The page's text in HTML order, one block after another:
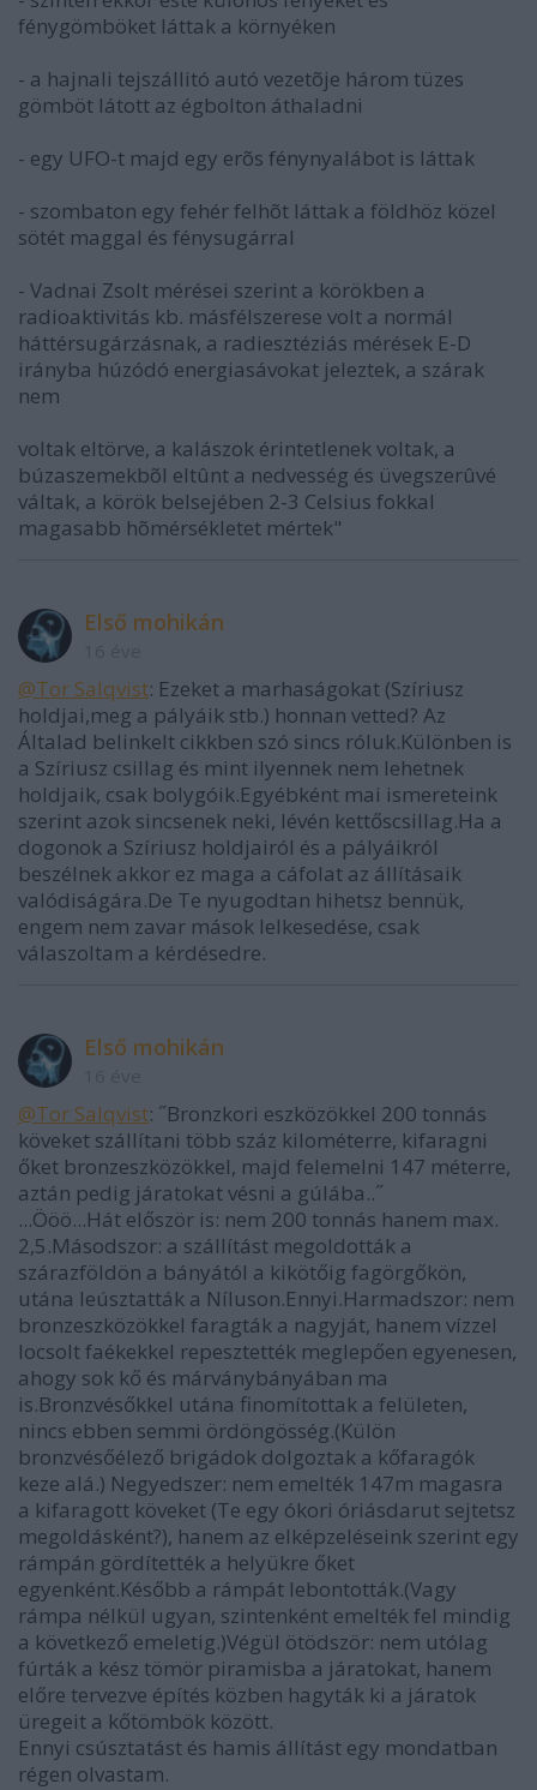
fénygömböket láttak a környéken
- a hajnali tejszállitó autó vezetõje három tüzes
gömböt látott az égbolton áthaladni
- egy UFO-t majd egy erõs fénynyalábot is láttak
- szombaton egy fehér felhõt láttak a földhöz közel
sötét maggal és fénysugárral
- Vadnai Zsolt mérései szerint a körökben a
radioaktivitás kb. másfélszerese volt a normál
háttérsugárzásnak, a radiesztéziás mérések E-D
irányba húzódó energiasávokat jeleztek, a szárak
nem
voltak eltörve, a kalászok érintetlenek voltak, a
búzaszemekbõl eltûnt a nedvesség és üvegszerûvé
váltak, a körök belsejében 2-3 Celsius fokkal
magasabb hõmérsékletet mértek"
Első mohikán
@Tor Salqvist: Ezeket a marhaságokat (Szíriusz
holdjai,meg a pályáik stb.) honnan vetted? Az
Általad belinkelt cikkben szó sincs róluk.Különben is
a Szíriusz csillag és mint ilyennek nem lehetnek
holdjaik, csak bolygóik.Egyébként mai ismereteink
szerint azok sincsenek neki, lévén kettőscsillag.Ha a
dogonok a Szíriusz holdjairól és a pályáikról
beszélnek akkor ez maga a cáfolat az állításaik
valódiságára.De Te nyugodtan hihetsz bennük,
engem nem zavar mások lelkesedése, csak
válaszoltam a kérdésedre.
Első mohikán
@Tor Salqvist: ˝Bronzkori eszközökkel 200 tonnás
köveket szállítani több száz kilométerre, kifaragni
őket bronzeszközökkel, majd felemelni 147 méterre,
aztán pedig járatokat vésni a gúlába..˝
...Ööö...Hát először is: nem 200 tonnás hanem max.
2,5.Másodszor: a szállítást megoldották a
szárazföldön a bányától a kikötőig fagörgőkön,
utána leúsztatták a Níluson.Ennyi.Harmadszor: nem
bronzeszközökkel faragták a nagyját, hanem vízzel
locsolt faékekkel repesztették meglepően egyenesen,
ahogy sok kő és márványbányában ma
is.Bronzvésőkkel utána finomítottak a felületen,
nincs ebben semmi ördöngösség.(Külön
bronzvésőélező brigádok dolgoztak a kőfaragók
keze alá.) Negyedszer: nem emelték 147m magasra
a kifaragott köveket (Te egy ókori óriásdarut sejtetsz
megoldásként?), hanem az elképzeléseink szerint egy
rámpán gördítették a helyükre őket
egyenként.Később a rámpát lebontották.(Vagy
rámpa nélkül ugyan, szintenként emelték fel mindig
a következő emeletig.)Végül ötödször: nem utólag
fúrták a kész tömör piramisba a járatokat, hanem
előre tervezve építés közben hagyták ki a járatok
üregeit a kőtömbök között.
Ennyi csúsztatást és hamis állítást egy mondatban
régen olvastam.